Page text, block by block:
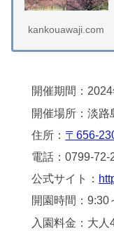
kankouawaji.com
開催期間：
開催場所：淡路
住所： 〒656-
電話：0799-72-
公式サイト：
開園時間：9:30
入園料金：大